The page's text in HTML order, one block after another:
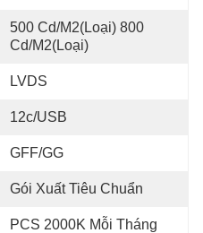
500 Cd/m2(Loại) 800
Cd/m2(Loại)
LVDS
12c/USB
GFF/GG
Gói Xuất Tiêu Chuẩn
PCS 2000K Mỗi Tháng